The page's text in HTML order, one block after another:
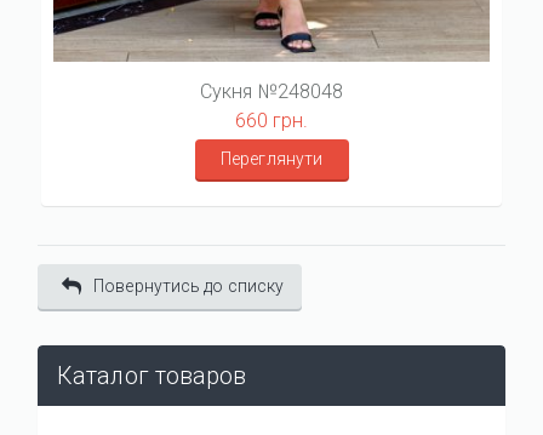
Сукня №248048
660 грн.
Переглянути
Повернутись до списку
Каталог товаров